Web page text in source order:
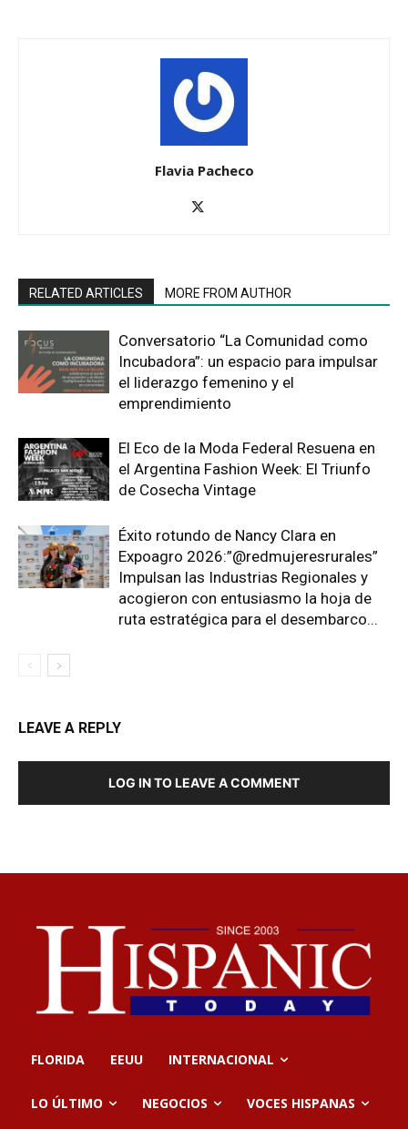
Flavia Pacheco
RELATED ARTICLES MORE FROM AUTHOR
Conversatorio “La Comunidad como
Incubadora”: un espacio para impulsar
el liderazgo femenino y el
emprendimiento
El Eco de la Moda Federal Resuena en
el Argentina Fashion Week: El Triunfo
de Cosecha Vintage
Éxito rotundo de Nancy Clara en
Expoagro 2026:”@redmujeresrurales”
Impulsan las Industrias Regionales y
acogieron con entusiasmo la hoja de
ruta estratégica para el desembarco...
LEAVE A REPLY
LOG IN TO LEAVE A COMMENT
FLORIDA EEUU INTERNACIONAL
LO ÚLTIMO NEGOCIOS VOCES HISPANAS